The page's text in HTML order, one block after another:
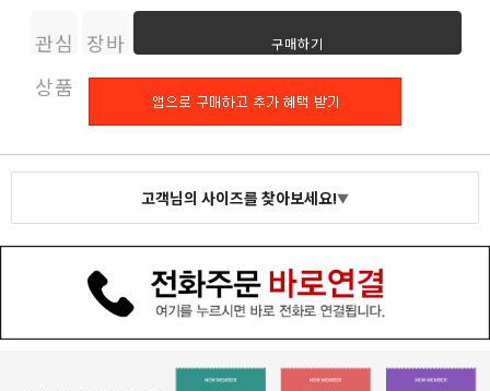
관심
상품
장바
구니
구매하기
고객님의 사이즈를 찾아보세요!▼